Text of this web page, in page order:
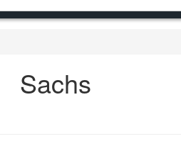
Sachs